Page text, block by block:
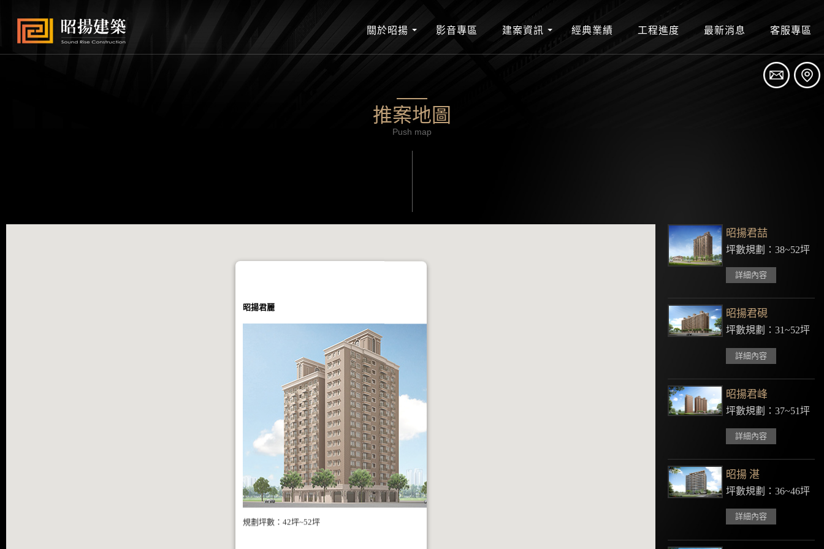
關於昭揚 影音專區 建案資訊 經典業績 工程進度 最新消息 客服專區
推案地圖
Push map
昭揚君喆
坪數規劃：38~52坪
詳細內容
昭揚君硯
坪數規劃：31~52坪
詳細內容
昭揚君峰
坪數規劃：37~51坪
詳細內容
昭揚 湛
坪數規劃：36~46坪
詳細內容
昭揚君麗
規劃坪數：42坪~52坪